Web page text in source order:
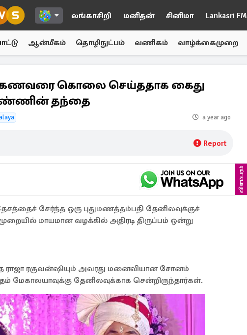
லங்காசிறி மனிதன் சினிமா Lankasri FM
ஆன்மீகம் தொழிநுட்பம் வணிகம் வாழ்க்கைமுறை
கணவரை கொலை செய்ததாக கைது
தந்தை
a year ago
Report
விளம்பரம்
சேர்ந்த ஒரு புதுமணத்தம்பதி தேனிலவுக்குச்
மாயமான வழக்கில் அதிரடி திருப்பம் ஒன்று
ராஜா ரகுவன்ஷியும் அவரது மனைவியான சோனம்
மேகாலயாவுக்கு தேனிலவுக்காக சென்றிருந்தார்கள்.